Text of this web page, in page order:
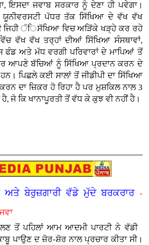
ਇਸਦਾ ਜਵਾਬ ਸਰਕਾਰ ਨੂੰ ਦੇਣਾ ਹੀ ਪਵੇਗਾ।
ਪੱਧਰ ਤੱਕ ਸਿੱਖਿਆ ਦੇ ਵੱਖ ਵੱਖ
ਜਿਹੀ ੱਿਸੱਖਿਆ ਵਿਚ ਅੜਿੱਕੇ ਖੜ੍ਹੇ ਕਰ ਰਹੇ
ਵੱਖ ਵੱਖ ਤਰ੍ਹਾਂ ਦੀਆਂ ਸਿੱਖਿਆ ਸੰਸਥਾਵਾਂ,
ਫੰਡ ਅਤੇ ਮੱਧ ਵਰਗੀ ਪਰਿਵਾਰਾਂ ਦੇ ਮਾਪਿਆਂ ਤੋਂ
ਆਪਣੇ ਬੱਚਿਆਂ ਨੂੰ ਸਿੱਖਿਆ ਪ੍ਰਦਾਨ ਕਰਨ ਦੇ
ਪਿਛਲੇ ਕਈ ਸਾਲਾਂ ਤੋਂ ਜੀਡੀਪੀ ਦਾ ਸਿੱਖਿਆ
ਦਾ ਜ਼ਿਕਰ ਹੋ ਰਿਹਾ ਹੈ ਪਰ ਮੁਸ਼ਕਿਲ ਨਾਲ 3
ਹੈ, ਜੋ ਕਿ ਖਾਨਾਪੂਰਤੀ ਤੋਂ ਵੱਧ ਕੇ ਕੁਝ ਵੀ ਨਹੀਂ ਹੈ।
ਅਤੇ ਬੇਰੁਜ਼ਗਾਰੀ ਵੱਡੇ ਮੁੱਦੇ ਬਰਕਰਾਰ -
ਤੋਂ ਪਹਿਲਾਂ ਆਮ ਆਦਮੀ ਪਾਰਟੀ ਨੇ ਵੱਡੀ
ਪਾਉਣ ਦ ਜ਼ੋਰ-ਸ਼ੋਰ ਨਾਲ ਪ੍ਰਚਾਰ ਕੀਤਾ ਸੀ।